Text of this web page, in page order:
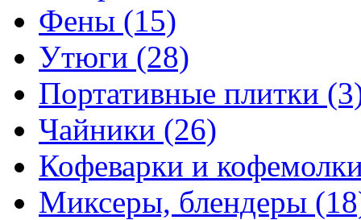
Фены (15)
Утюги (28)
Портативные плитки
Чайники (26)
Кофеварки и
Миксеры, блендеры